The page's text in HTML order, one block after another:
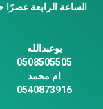
الساعة الرابعة
بوعبدالله
0508505505
ام محمد
0540873916